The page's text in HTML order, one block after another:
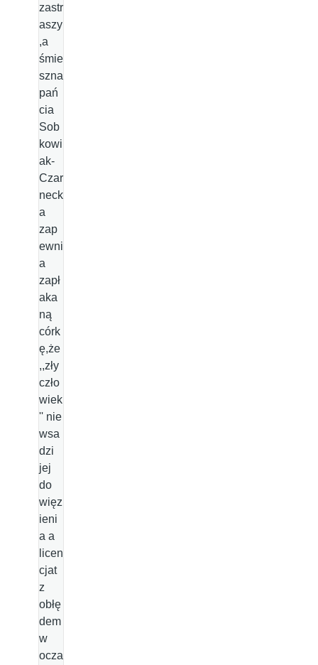
zastr
aszy
,a
śmie
szna
pań
cia
Sob
kowi
ak-
Czar
neck
a
zap
ewni
a
zapł
aka
ną
córk
ę,że
,,zły
czło
wiek
'' nie
wsa
dzi
jej
do
więz
ieni
a a
licen
cjat
z
obłę
dem
w
ocza